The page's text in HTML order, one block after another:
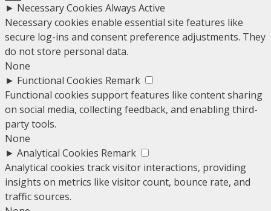
► Necessary Cookies Always Active
Necessary cookies enable essential site features like
secure log-ins and consent preference adjustments. They
do not store personal data.
None
► Functional Cookies Remark
Functional cookies support features like content sharing
on social media, collecting feedback, and enabling third-
party tools.
None
► Analytical Cookies Remark
Analytical cookies track visitor interactions, providing
insights on metrics like visitor count, bounce rate, and
traffic sources.